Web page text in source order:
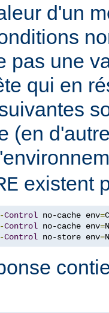
d'un
pas une
qui en
(en
existent
-Control no-cache env=
-Control no-cache env=
-Control no-store env=